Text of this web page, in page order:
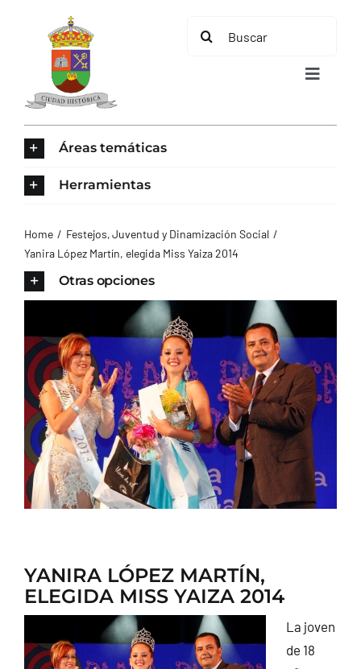
contenido
Buscar:
Toggle
AYUNTAMIENTO
CONTACTO
Áreas temáticas
Herramientas
Home Festejos Juventud y Dinamización Social
Yanira López Martín, elegida Miss Yaiza 2014
Otras opciones
YANIRA LÓPEZ MARTÍN,
ELEGIDA MISS YAIZA 2014
La joven
de 18